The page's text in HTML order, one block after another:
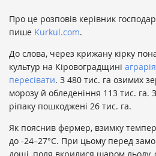
Про це розповів керівник
пише Kurkul.com.
До слова, через крижану кірку
культур на Кіровоградщині
пересівати. З 480 тис. га озимих
морозу й обледеніння 113 тис. га.
ріпаку пошкоджені 26 тис. га.
Як пояснив фермер, взимку
до -24–27°C. При цьому перед